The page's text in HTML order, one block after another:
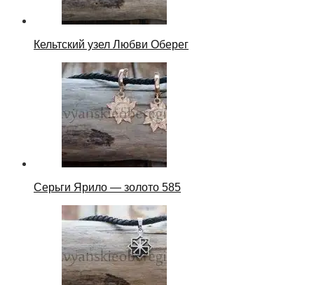
Кельтский узел Любви Оберег
Серьги Ярило — золото 585